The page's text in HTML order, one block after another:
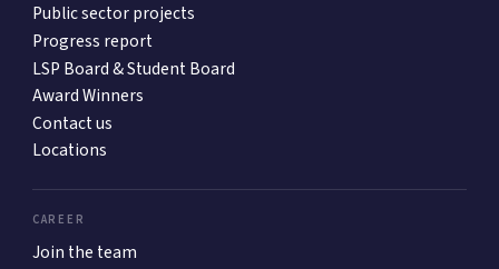
Public sector projects
Progress report
LSP Board & Student Board
Award Winners
Contact us
Locations
CAREER
Join the team